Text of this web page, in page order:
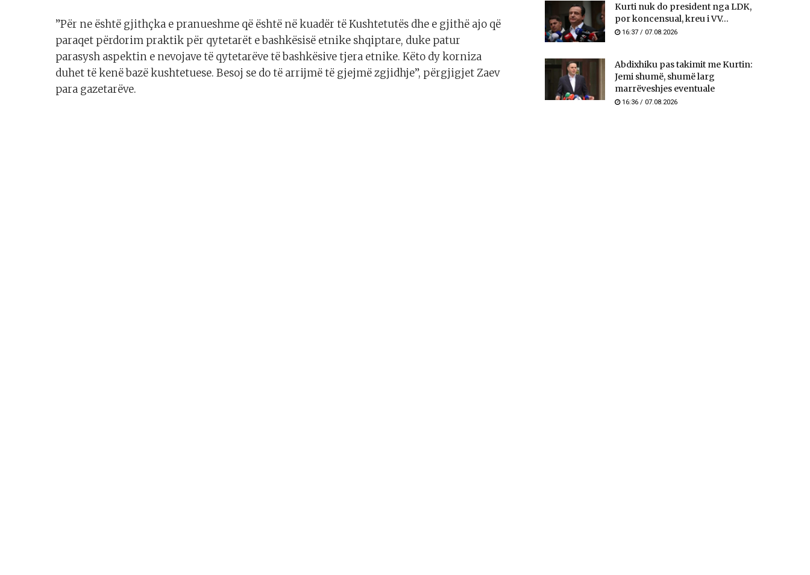
”Për ne është gjithçka e pranueshme që është në kuadër të Kushtetutës dhe e gjithë ajo që
paraqet përdorim praktik për qytetarët e bashkësisë etnike shqiptare, duke patur
parasysh aspektin e nevojave të qytetarëve të bashkësive tjera etnike. Këto dy korniza
duhet të kenë bazë kushtetuese. Besoj se do të arrijmë të gjejmë zgjidhje”, përgjigjet Zaev
para gazetarëve.
Kurti nuk do president nga LDK,
por koncensual, kreu i VV...
16:37 / 07.08.2026
Abdixhiku pas takimit me Kurtin:
Jemi shumë, shumë larg
marrëveshjes eventuale
16:36 / 07.08.2026